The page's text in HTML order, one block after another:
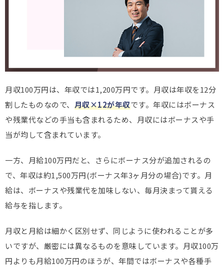
月収100万円は、年収では1,200万円です。月収は年収を12分
割したものなので、 月収×12が年収です。年収にはボーナス
や残業代などの手当も含まれるため、月収にはボーナスや手
当が均して含まれています。
一方、月給100万円だと、さらにボーナス分が追加されるの
で、年収は約1,500万円(ボーナス年3ヶ月分の場合)です。月
給は、ボーナスや残業代を加味しない、毎月決まって貰える
給与を指します。
月収と月給は細かく区別せず、同じように使われることが多
いですが、厳密には異なるものを意味しています。月収100万
円よりも月給100万円のほうが、年間ではボーナスや各種手